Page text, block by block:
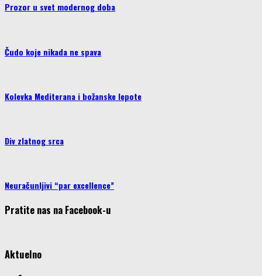
Prozor u svet modernog doba
Čudo koje nikada ne spava
Kolevka Mediterana i božanske lepote
Div zlatnog srca
Neuračunljivi “par excellence”
Pratite nas na Facebook-u
Aktuelno